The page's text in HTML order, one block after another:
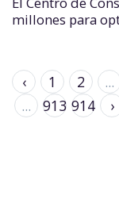
millones para
‹ 1 2 ...
...
913 914 ›